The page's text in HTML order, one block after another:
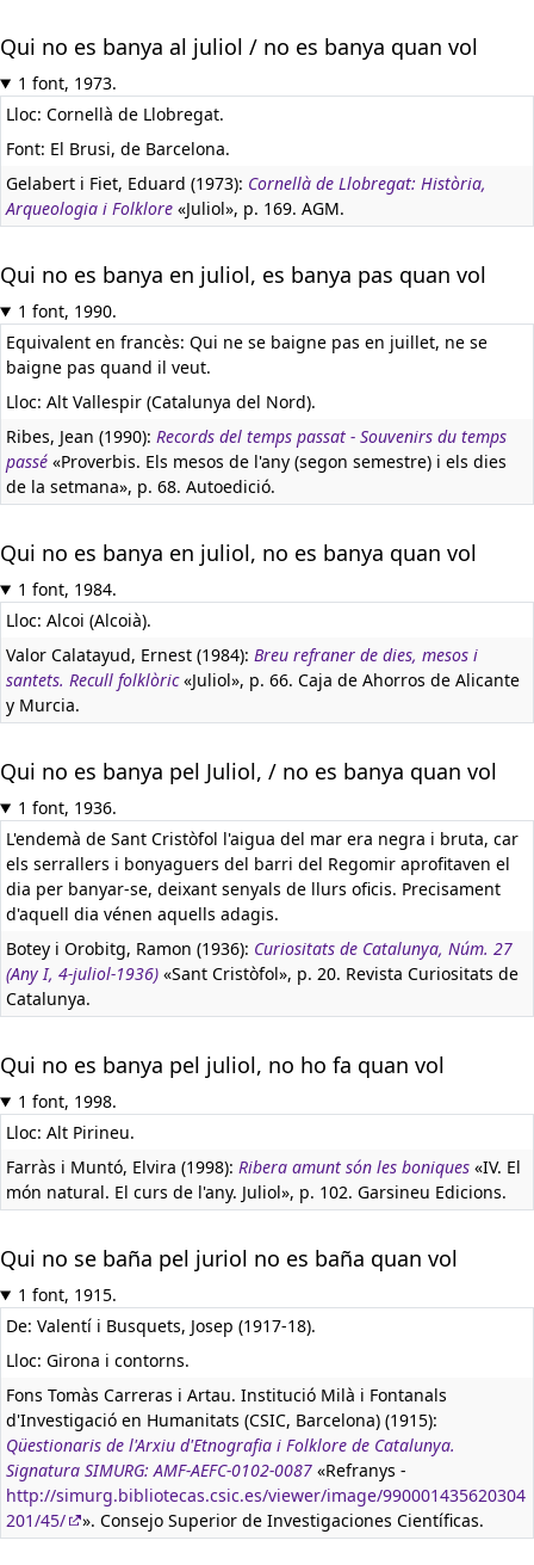
Qui no es banya al juliol / no es banya quan vol
1 font, 1973.
Lloc: Cornellà de Llobregat.
Font: El Brusi, de Barcelona.
Gelabert i Fiet, Eduard (1973): Cornellà de Llobregat: Història,
Arqueologia i Folklore «Juliol», p. 169. AGM.
Qui no es banya en juliol, es banya pas quan vol
1 font, 1990.
Equivalent en francès: Qui ne se baigne pas en juillet, ne se
baigne pas quand il veut.
Lloc: Alt Vallespir (Catalunya del Nord).
Ribes, Jean (1990): Records del temps passat - Souvenirs du temps
passé «Proverbis. Els mesos de l'any (segon semestre) i els dies
de la setmana», p. 68. Autoedició.
Qui no es banya en juliol, no es banya quan vol
1 font, 1984.
Lloc: Alcoi (Alcoià).
Valor Calatayud, Ernest (1984): Breu refraner de dies, mesos i
santets. Recull folklòric«Juliol», p. 66. Caja de Ahorros de Alicante
y Murcia.
Qui no es banya pel Juliol, / no es banya quan vol
1 font, 1936.
L'endemà de Sant Cristòfol l'aigua del mar era negra i bruta, car
els serrallers i bonyaguers del barri del Regomir aprofitaven el
dia per banyar-se, deixant senyals de llurs oficis. Precisament
d'aquell dia vénen aquells adagis.
Botey i Orobitg, Ramon (1936): Curiositats de Catalunya, Núm. 27
(Any I, 4-juliol-1936) «Sant Cristòfol», p. 20. Revista Curiositats de
Catalunya.
Qui no es banya pel juliol, no ho fa quan vol
1 font, 1998.
Lloc: Alt Pirineu.
Farràs i Muntó, Elvira (1998): Ribera amunt són les boniques «IV. El
món natural. El curs de l'any. Juliol», p. 102. Garsineu Edicions.
Qui no se baña pel juriol no es baña quan vol
1 font, 1915.
De: Valentí i Busquets, Josep (1917-18).
Lloc: Girona i contorns.
Fons Tomàs Carreras i Artau. Institució Milà i Fontanals
d'Investigació en Humanitats (CSIC, Barcelona) (1915):
Qüestionaris de l'Arxiu d'Etnografia i Folklore de Catalunya.
Signatura SIMURG: AMF-AEFC-0102-0087 «Refranys -
http://simurg.bibliotecas.csic.es/viewer/image/990001435620304
201/45/
». Consejo Superior de Investigaciones Científicas.